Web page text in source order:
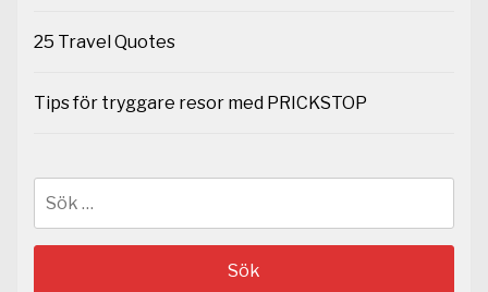
25 Travel Quotes
Tips för tryggare resor med PRICKSTOP